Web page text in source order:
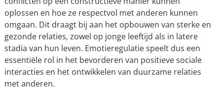
oplossen en hoe ze respectvol met anderen kunnen
omgaan. Dit draagt bij aan het opbouwen van sterke en
gezonde relaties, zowel op jonge leeftijd als in latere
stadia van hun leven. Emotieregulatie speelt dus een
essentiële rol in het bevorderen van positieve sociale
interacties en het ontwikkelen van duurzame relaties
met anderen.